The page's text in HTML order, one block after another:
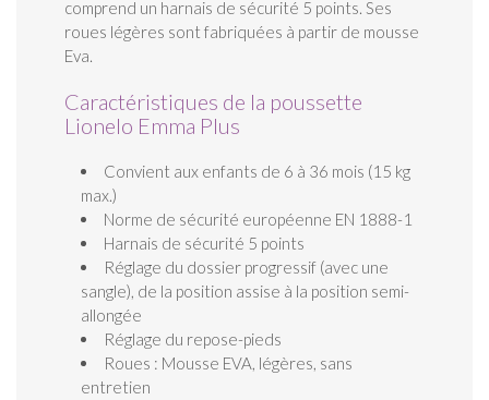
comprend un harnais de sécurité 5 points. Ses
roues légères sont fabriquées à partir de mousse
Eva.
Caractéristiques de la poussette
Lionelo Emma Plus
Convient aux enfants de 6 à 36 mois (15 kg
max.)
Norme de sécurité européenne EN 1888-1
Harnais de sécurité 5 points
Réglage du dossier progressif (avec une
sangle), de la position assise à la position semi-
allongée
Réglage du repose-pieds
Roues : Mousse EVA, légères, sans
entretien